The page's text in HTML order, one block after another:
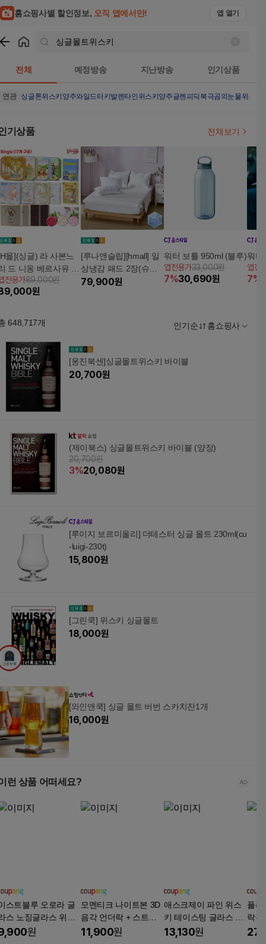
홈쇼핑사별 할인정보, 오직 앱에서만! 앱 열기
전체 예정방송 지난방송 인기상품
연관 싱글톤위스키양주와일드터키 발렌타인 위스키 양주글렌피딕 북극곰의눈물위스키
기상품 전체보기
몰](싱글) 라 사본느
드 니옹 베르사유 비
세트
전용가89,000원
원
[루나앤슬립][hmall] 일
상냉감 패드 2장(슈퍼
싱글SS)+냉감 베개커
79,900원
워터 보틀 950ml (블루)
앱전용가33,000원
7%30,690원
워터
앱전
7%
648,717개 인기순 홈쇼핑사
[웅진북센]싱글몰트위스키 바이블
20,700원
(제이북스) 싱글몰트위스키 바이블 (양장)
20,700원
3%20,080원
[루이지 보르미올리] 더테스터 싱글 몰트 230ml(cu
-luigi-230t)
15,800원
[그린쿡] 위스키 싱글몰트
18,000원
[와인앤쿡] 싱글 몰트 버번 스카치잔1개
16,000원
런 상품 어떠세요?
스트블루 오로라 글
스 노징글라스 위스
싱글몰트 니트 잔 2
원
모멘티크 나이트본 3D
음각 언더락 + 스트레
이트 위스키 잔 2p, 1세
11,900원
애스크제이 파인 위스
키 테이스팅 글라스 17
3ml, 6개
13,130원
플라
락잔
몰트